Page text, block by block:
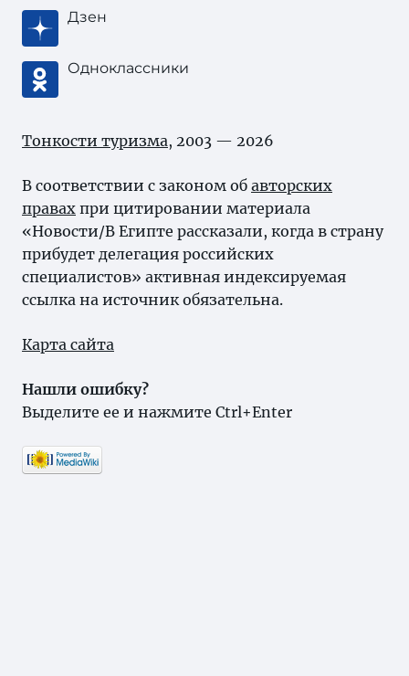
Дзен
Одноклассники
Тонкости туризма, 2003 — 2026
В соответствии с законом об авторских
правах при цитировании материала
«Новости/В Египте рассказали, когда в страну
прибудет делегация российских
специалистов» активная индексируемая
ссылка на источник обязательна.
Карта сайта
Нашли ошибку?
Выделите ее и нажмите Ctrl+Enter